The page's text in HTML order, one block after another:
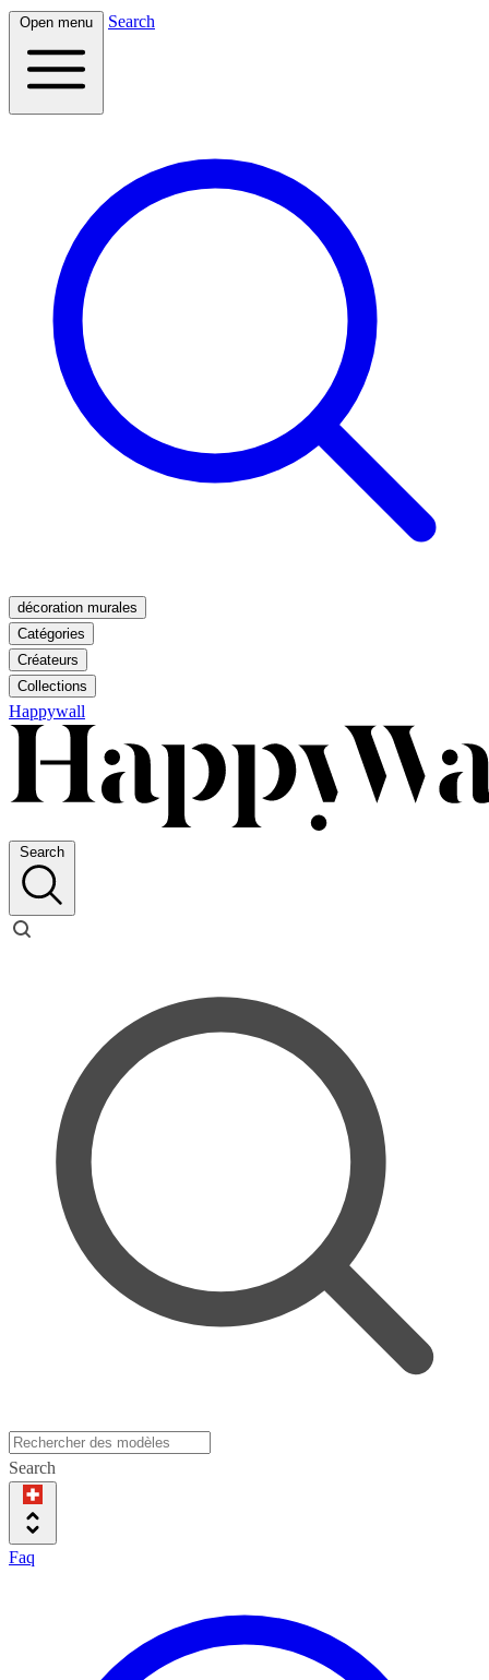
Open menu Search
décoration murales
Catégories
Créateurs
Collections
Happywall
Search
Search
Faq